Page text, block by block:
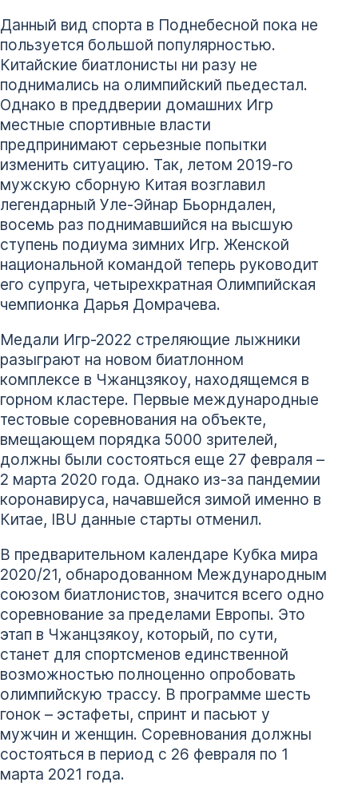
Данный вид спорта в Поднебесной пока не
пользуется большой популярностью.
Китайские биатлонисты ни разу не
поднимались на олимпийский пьедестал.
Однако в преддверии домашних Игр
местные спортивные власти
предпринимают серьезные попытки
изменить ситуацию. Так, летом 2019-го
мужскую сборную Китая возглавил
легендарный Уле-Эйнар Бьорндален,
восемь раз поднимавшийся на высшую
ступень подиума зимних Игр. Женской
национальной командой теперь руководит
его супруга, четырехкратная Олимпийская
чемпионка Дарья Домрачева.
Медали Игр-2022 стреляющие лыжники
разыграют на новом биатлонном
комплексе в Чжанцзякоу, находящемся в
горном кластере. Первые международные
тестовые соревнования на объекте,
вмещающем порядка 5000 зрителей,
должны были состояться еще 27 февраля –
2 марта 2020 года. Однако из-за пандемии
коронавируса, начавшейся зимой именно в
Китае, IBU данные старты отменил.
В предварительном календаре Кубка мира
2020/21, обнародованном Международным
союзом биатлонистов, значится всего одно
соревнование за пределами Европы. Это
этап в Чжанцзякоу, который, по сути,
станет для спортсменов единственной
возможностью полноценно опробовать
олимпийскую трассу. В программе шесть
гонок – эстафеты, спринт и пасьют у
мужчин и женщин. Соревнования должны
состояться в период с 26 февраля по 1
марта 2021 года.